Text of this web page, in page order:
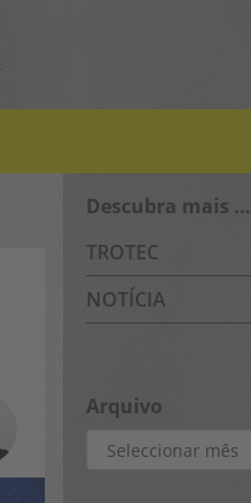
Descubra mais …
TROTEC
NOTÍCIA
Arquivo
Arquivo